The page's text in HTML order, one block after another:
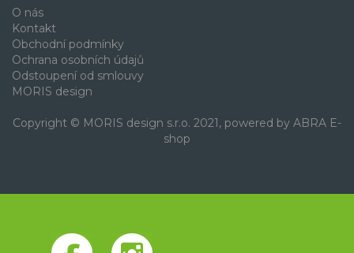
O nás
Kontakt
Obchodní podmínky
Ochrana osobních údajů
Odstoupení od smlouvy
MORIS design
Copyright © MORIS design s.r.o. 2021, powered by ABRA E-
shop